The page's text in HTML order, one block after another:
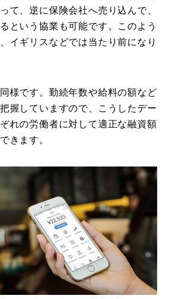
て、逆に保険会社へ売り込んで、
という協業も可能です。このよう
イギリスなどでは当たり前になり
様です。勤続年数や給料の額など
握していますので、こうしたデー
れの労働者に対して適正な融資額
きます。